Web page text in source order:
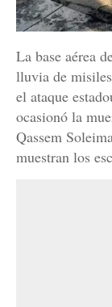
La base aérea
lluvia de
el ataque
ocasionó la
Qassem
muestran los